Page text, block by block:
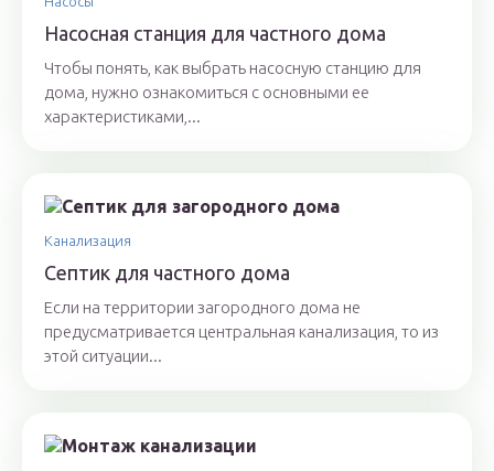
Насосная станция для частного дома
Чтобы понять, как выбрать насосную станцию для
дома, нужно ознакомиться с основными ее
характеристиками,...
Канализация
Септик для частного дома
Если на территории загородного дома не
предусматривается центральная канализация, то из
этой ситуации...